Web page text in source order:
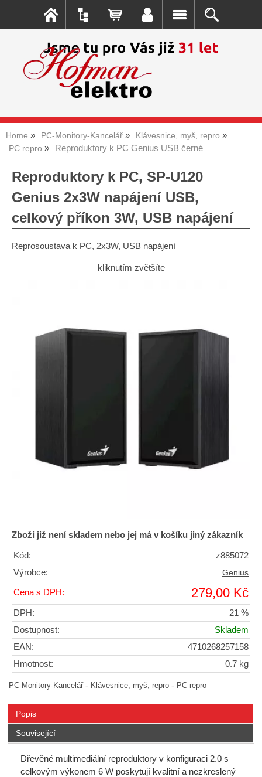
Home PC-Monitory-Kancelář
Klávesnice, myš, repro
PC repro
Reproduktory k PC Genius USB černé
Reproduktory k PC, SP-U120
Genius 2x3W napájení USB,
celkový příkon 3W, USB napájení
Reprosoustava k PC, 2x3W, USB napájení
kliknutím zvětšíte
Zboži již není skladem nebo jej má v košíku jiný zákazník
Kód:
z885072
Výrobce:
Genius
Cena s DPH: 279,00 Kč
DPH:
21 %
Dostupnost:
Skladem
EAN:
4710268257158
Hmotnost:
0.7 kg
PC-Monitory-Kancelář- Klávesnice, myš, repro - PC repro
Popis
Související
Dřevěné multimediální reproduktory v konfiguraci 2.0 s
celkovým výkonem 6 W poskytují kvalitní a nezkreslený